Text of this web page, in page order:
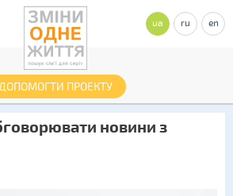
ПРОЕКТУ
ua ru en
новини з